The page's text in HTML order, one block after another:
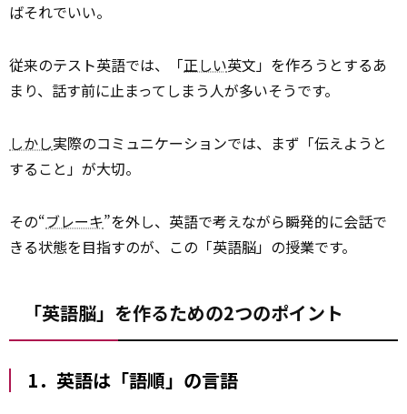
ばそれでいい。
従来のテスト英語では、「正しい英文」を作ろうとするあ
まり、話す前に止まってしまう人が多いそうです。
しかし実際のコミュニケーションでは、まず「伝えようと
すること」が大切。
その“ブレーキ”を外し、英語で考えながら瞬発的に会話で
きる状態を目指すのが、この「英語脳」の授業です。
「英語脳」を作るための2つのポイント
1．英語は「語順」の言語